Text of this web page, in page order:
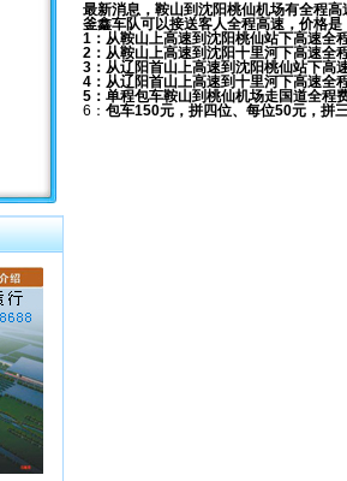
最新消息，鞍山到沈阳桃仙机场有全程高
釜鑫车队可以接送客人全程高速，价格是
1：从鞍山上高速到沈阳桃仙站下高速全
2：从鞍山上高速到沈阳十里河下高速全
3：从辽阳首山上高速到沈阳桃仙站下高
4：从辽阳首山上高速到十里河下高速全
5：单程包车鞍山到桃仙机场走国道全程
6： 包车150元，拼四位、每位50元，拼